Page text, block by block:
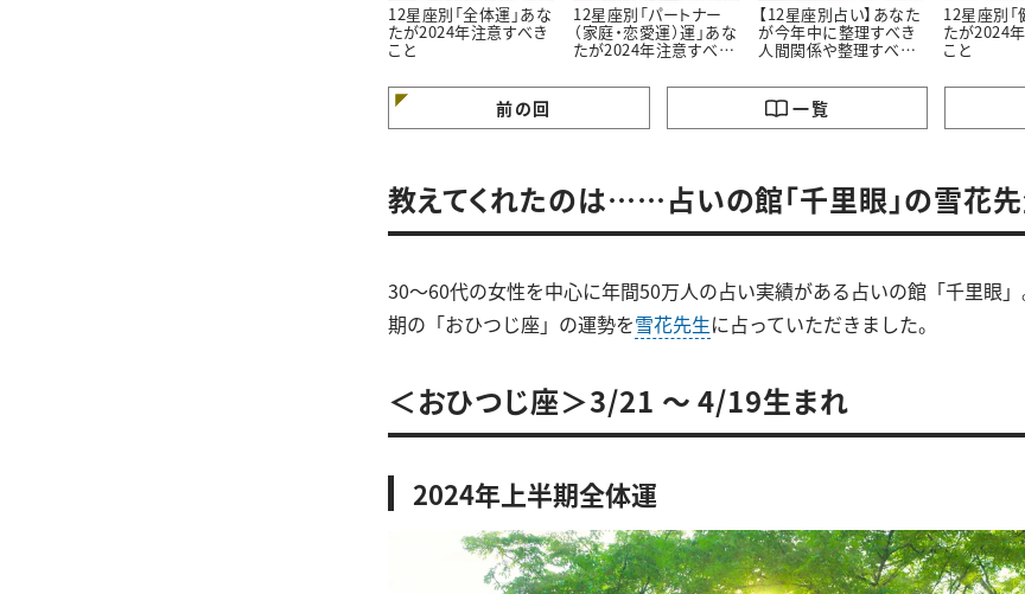
12星座別「全体運」あな
たが2024年注意すべき
こと
12星座別「パートナー
（家庭・恋愛運）運」あな
たが2024年注意すべき
【12星座別占い】あなた
が今年中に整理すべき
人間関係や整理すべき
12星座別「
たが2024
こと
前の回 一覧
教えてくれたのは……占いの館「千里眼」の雪花
30～60代の女性を中心に年間50万人の占い実績がある占いの館「千里眼
期の「おひつじ座」の運勢を雪花先生に占っていただきました。
＜おひつじ座＞3/21 ～ 4/19生まれ
2024年上半期全体運